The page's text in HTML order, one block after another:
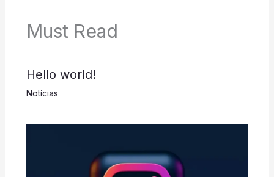
Must Read
Hello world!
Notícias